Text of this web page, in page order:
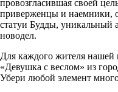
провозгласившая своей
приверженцы и наемники,
статуи Будды, уникальный
новодел.
Для каждого жителя
«Девушка с веслом» из
Убери любой элемент